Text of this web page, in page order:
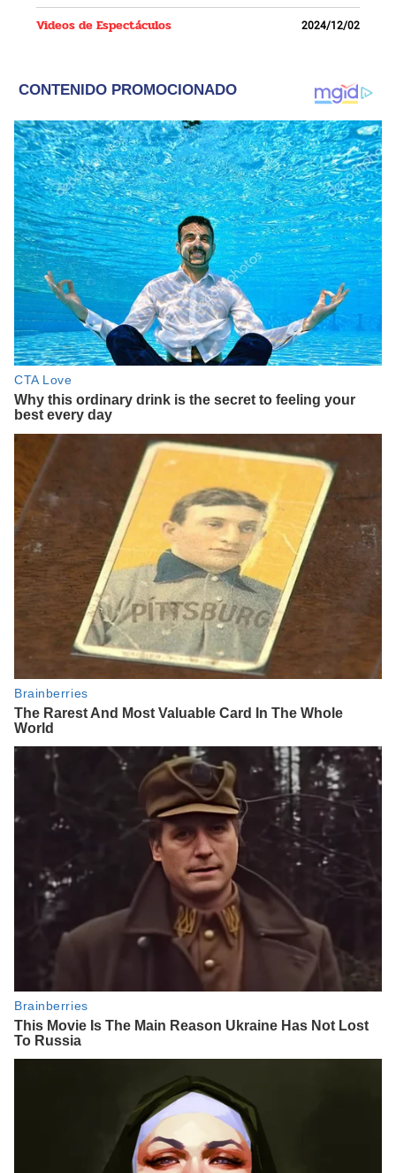
Videos de Espectáculos 2024/12/02